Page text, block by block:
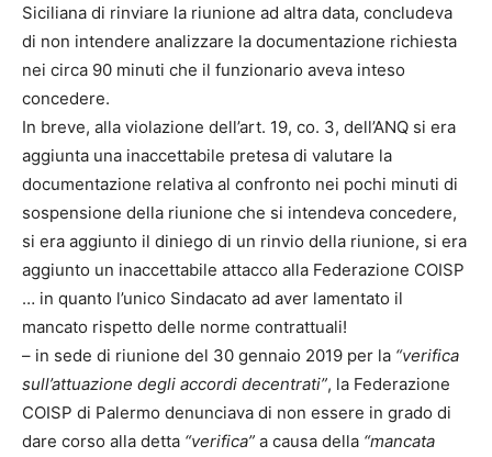
Siciliana di rinviare la riunione ad altra data, concludeva
di non intendere analizzare la documentazione richiesta
nei circa 90 minuti che il funzionario aveva inteso
concedere.
In breve, alla violazione dell’art. 19, co. 3, dell’ANQ si era
aggiunta una inaccettabile pretesa di valutare la
documentazione relativa al confronto nei pochi minuti di
sospensione della riunione che si intendeva concedere,
si era aggiunto il diniego di un rinvio della riunione, si era
aggiunto un inaccettabile attacco alla Federazione COISP
… in quanto l’unico Sindacato ad aver lamentato il
mancato rispetto delle norme contrattuali!
– in sede di riunione del 30 gennaio 2019 per la “verifica
sull’attuazione degli accordi decentrati”, la Federazione
COISP di Palermo denunciava di non essere in grado di
dare corso alla detta “verifica” a causa della “mancata